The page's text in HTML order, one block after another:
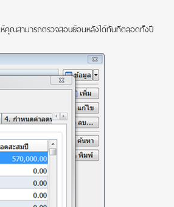
ห้คุณสามารถตรวจสอบย้อนหลังได้ทันทีตลอดทั้งปี